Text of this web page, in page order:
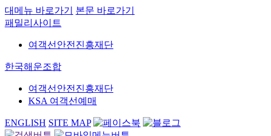
대메뉴 바로가기
본문 바로가기
패밀리사이트
여객선안전진흥재단
한국해운조합
여객선안전진흥재단
KSA 여객선예매
ENGLISH SITE MAP